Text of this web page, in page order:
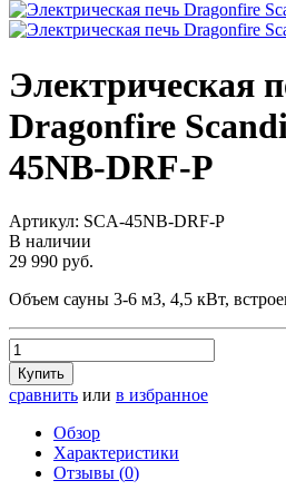
Электрическая
Dragonfire
45NB-DRF-P
Артикул: SCA-45NB-DRF-P
В наличии
29 990 руб.
Объем сауны 3-6 м3, 4,5 кВт,
Купить
сравнить или в избранное
Обзор
Характеристики
Отзывы (0)